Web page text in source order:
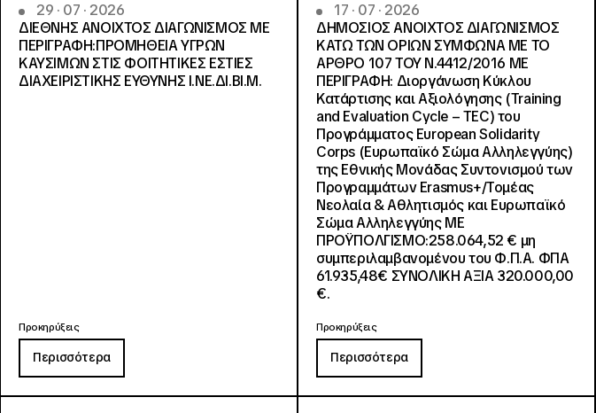
29 · 07 · 2026
ΔΙΕΘΝΗΣ ΑΝΟΙΧΤΟΣ ΔΙΑΓΩΝΙΣΜΟΣ ΜΕ
ΠΕΡΙΓΡΑΦΗ:ΠΡΟΜΗΘΕΙΑ ΥΓΡΩΝ
ΚΑΥΣΙΜΩΝ ΣΤΙΣ ΦΟΙΤΗΤΙΚΕΣ ΕΣΤΙΕΣ
ΔΙΑΧΕΙΡΙΣΤΙΚΗΣ ΕΥΘΥΝΗΣ Ι.ΝΕ.ΔΙ.ΒΙ.Μ.
Προκηρύξεις
Περισσότερα
17 · 07 · 2026
ΔΗΜΟΣΙΟΣ ΑΝΟΙΧΤΟΣ ΔΙΑΓΩΝΙΣΜΟΣ
ΚΑΤΩ ΤΩΝ ΟΡΙΩΝ ΣΥΜΦΩΝΑ ΜΕ ΤΟ
ΑΡΘΡΟ 107 ΤΟΥ Ν.4412/2016 ΜΕ
ΠΕΡΙΓΡΑΦΗ: Διοργάνωση Κύκλου
Κατάρτισης και Αξιολόγησης (Training
and Evaluation Cycle – TEC) του
Προγράμματος European Solidarity
Corps (Ευρωπαϊκό Σώμα Αλληλεγγύης)
της Εθνικής Μονάδας Συντονισμού των
Προγραμμάτων Erasmus+/Τομέας
Νεολαία & Αθλητισμός και Ευρωπαϊκό
Σώμα Αλληλεγγύης ΜΕ
ΠΡΟΫΠΟΛΓΙΣΜΟ:258.064,52 € μη
συμπεριλαμβανομένου του Φ.Π.Α. ΦΠΑ
61.935,48€ ΣΥΝΟΛΙΚΗ ΑΞΙΑ 320.000,00
€.
Προκηρύξεις
Περισσότερα